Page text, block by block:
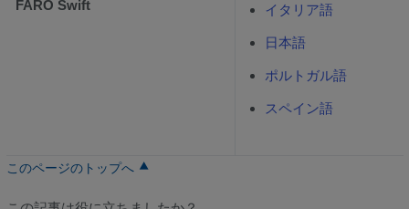
FARO Swift イタリア語
日本語
ポルトガル語
スペイン語
このページのトップへ